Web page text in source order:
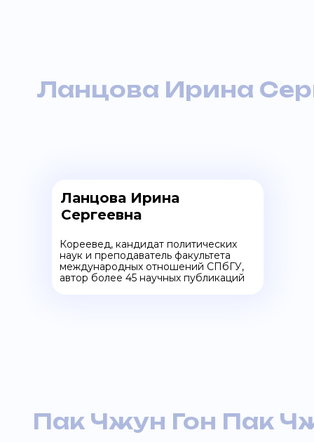
Ланцова Ирина
Пак Чжун Гон Пак
Ланцова Ирина
Сергеевна
Кореевед, кандидат политических
наук и преподаватель факультета
международных отношений СПбГУ,
автор более 45 научных публикаций